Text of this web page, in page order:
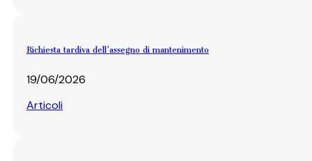
Richiesta tardiva dell’assegno di mantenimento
19/06/2026
Articoli